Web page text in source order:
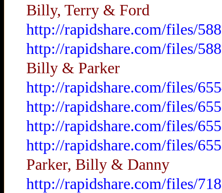
Billy, Terry & Ford
http://rapidshare.com/files/
http://rapidshare.com/files/
Billy & Parker
http://rapidshare.com/files/
http://rapidshare.com/files/
http://rapidshare.com/files/
http://rapidshare.com/files/
Parker, Billy & Danny
http://rapidshare.com/files/